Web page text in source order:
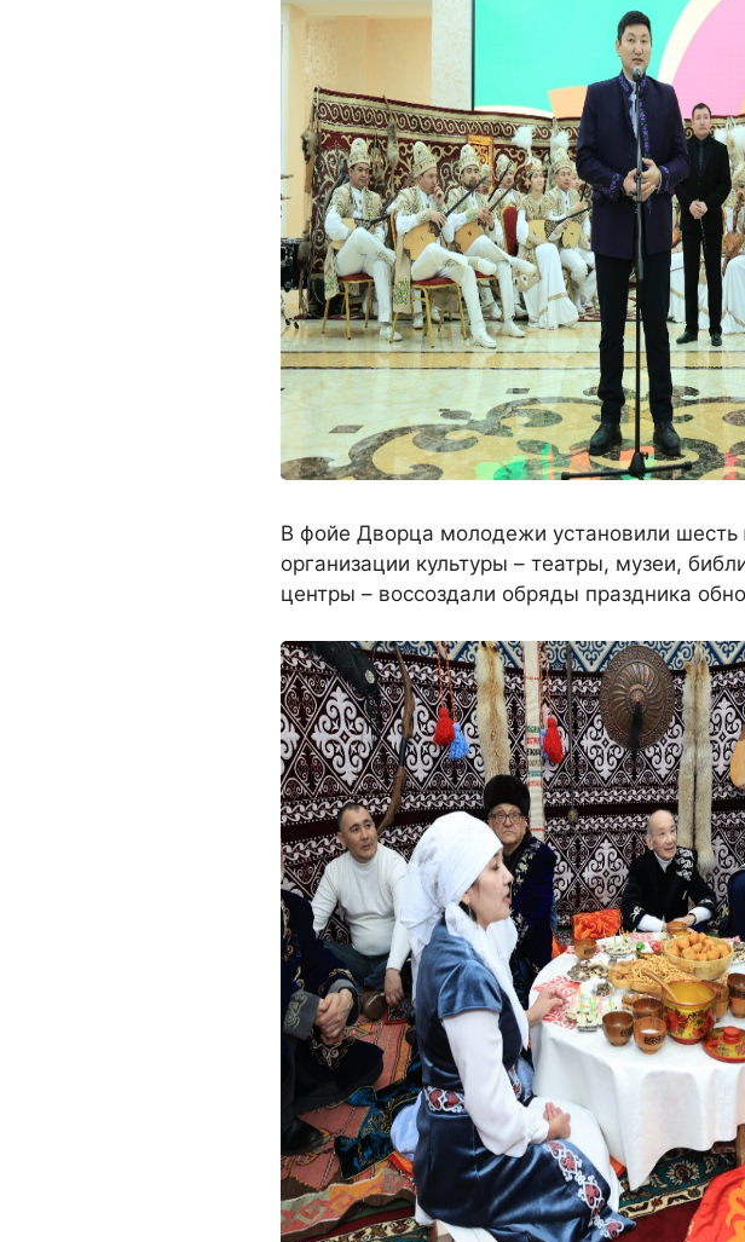
В фойе Дворца молодежи установили шесть
организации культуры – театры, музеи,
центры – воссоздали обряды праздника